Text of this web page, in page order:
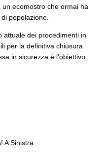
ecomostro che ormai ha
popolazione.
attuale dei procedimenti in
per la definitiva chiusura
in sicurezza è l’obiettivo
A Sinistra